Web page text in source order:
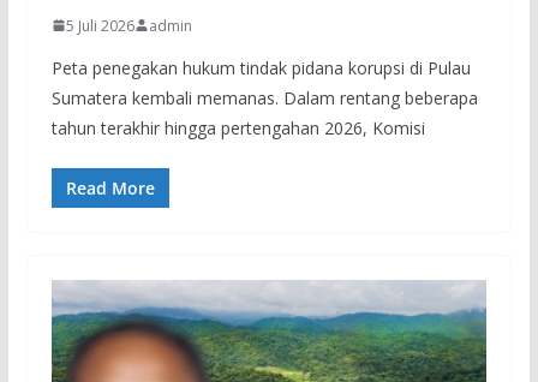
5 Juli 2026 admin
Peta penegakan hukum tindak pidana korupsi di Pulau
Sumatera kembali memanas. Dalam rentang beberapa
tahun terakhir hingga pertengahan 2026, Komisi
Read More